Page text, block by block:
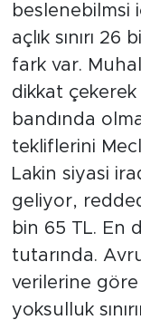
beslenebilmsi
açlık sınırı
fark var.
dikkat çekerek
bandında
tekliflerini
Lakin siyasi
geliyor,
bin 65 TL. En
tutarında.
verilerine göre
yoksulluk